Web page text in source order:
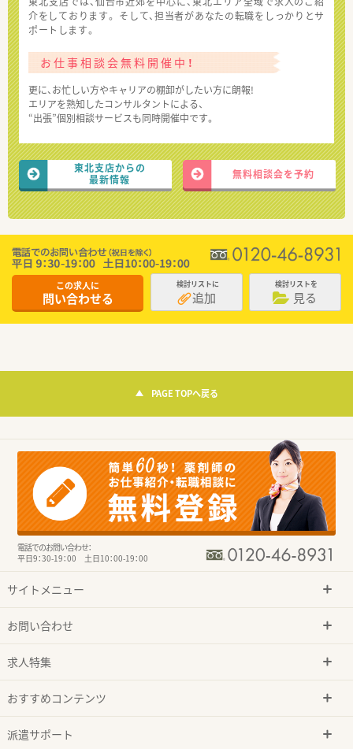
介をしております。 そして、担当者があなたの転職をしっかりとサ
ポートします。
お仕事相談会無料開催中！
更に、お忙しい方やキャリアの棚卸がしたい方に朗報!
エリアを熟知したコンサルタントによる、
“出張”個別相談サービスも同時開催中です。
東北支店からの
最新情報
無料相談会を予約
この求人に
問い合わせる
検討リストに
追加
検討リストを
見る
PAGE TOPへ戻る
電話でのお問い合わせ：
平日9：30-19：00 土日10：00-19：00
サイトメニュー
お問い合わせ
求人特集
おすすめコンテンツ
派遣サポート